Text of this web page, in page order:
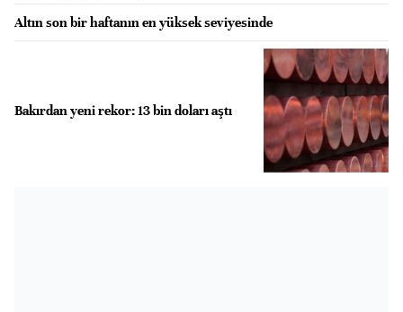
Altın son bir haftanın en yüksek seviyesinde
Bakırdan yeni rekor: 13 bin doları aştı